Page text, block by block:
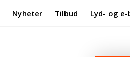
Nyheter Tilbud Lyd- og